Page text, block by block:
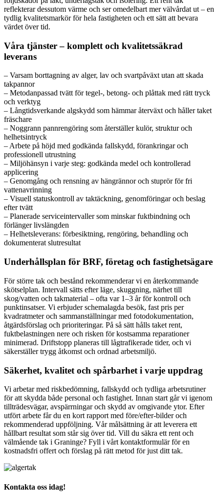
reflekterar dessutom värme och ser omedelbart mer välvårdat ut – en
tydlig kvalitetsmarkör för hela fastigheten och ett sätt att bevara
värdet över tid.
Våra tjänster – komplett och kvalitetssäkrad
leverans
– Varsam borttagning av alger, lav och svartpåväxt utan att skada
takpannor
– Metodanpassad tvätt för tegel-, betong- och plåttak med rätt tryck
och verktyg
– Långtidsverkande algskydd som hämmar återväxt och håller taket
fräschare
– Noggrann pannrengöring som återställer kulör, struktur och
helhetsintryck
– Arbete på höjd med godkända fallskydd, förankringar och
professionell utrustning
– Miljöhänsyn i varje steg: godkända medel och kontrollerad
applicering
– Genomgång och rensning av hängrännor och stuprör för fri
vattenavrinning
– Visuell statuskontroll av taktäckning, genomföringar och beslag
efter tvätt
– Planerade serviceintervaller som minskar fuktbindning och
förlänger livslängden
– Helhetsleverans: förbesiktning, rengöring, behandling och
dokumenterat slutresultat
Underhållsplan för BRF, företag och fastighetsägare
För större tak och bestånd rekommenderar vi en återkommande
skötselplan. Intervall sätts efter läge, skuggning, närhet till
skog/vatten och takmaterial – ofta var 1–3 år för kontroll och
punktinsatser. Vi erbjuder schemalagda besök, fast pris per
kvadratmeter och sammanställningar med fotodokumentation,
åtgärdsförslag och prioriteringar. På så sätt hålls taket rent,
fuktbelastningen nere och risken för kostsamma reparationer
minimerad. Driftstopp planeras till lågtrafikerade tider, och vi
säkerställer trygg åtkomst och ordnad arbetsmiljö.
Säkerhet, kvalitet och spårbarhet i varje uppdrag
Vi arbetar med riskbedömning, fallskydd och tydliga arbetsrutiner
för att skydda både personal och fastighet. Innan start går vi igenom
tillträdesvägar, avspärrningar och skydd av omgivande ytor. Efter
utfört arbete får du en kort rapport med före/efter-bilder och
rekommenderad uppföljning. Vår målsättning är att leverera ett
hållbart resultat som står sig över tid. Vill du säkra ett rent och
välmående tak i Graninge? Fyll i vårt kontaktformulär för en
kostnadsfri offert och förslag på rätt metod för just ditt tak.
Kontakta oss idag!